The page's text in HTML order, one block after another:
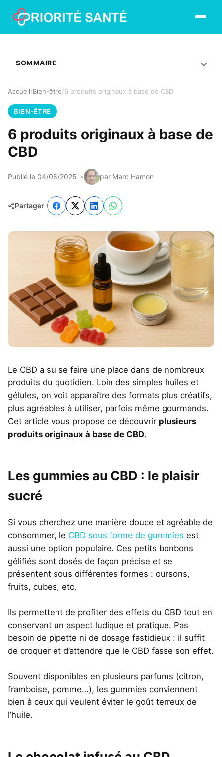
Ouvrir le
Accueil Bien-être 6 produits originaux à base de CBD
BIEN-ÊTRE
6 produits originaux à base de
CBD
Publié le 04/08/2025 par Marc Hamon
Partager
Le CBD a su se faire une place dans de nombreux
produits du quotidien. Loin des simples huiles et
gélules, on voit apparaître des formats plus créatifs,
plus agréables à utiliser, parfois même gourmands.
Cet article vous propose de découvrir plusieurs
produits originaux à base de CBD.
Les gummies au CBD : le plaisir
sucré
Si vous cherchez une manière douce et agréable de
consommer, le CBD sous forme de gummies est
aussi une option populaire. Ces petits bonbons
gélifiés sont dosés de façon précise et se
présentent sous différentes formes : oursons,
fruits, cubes, etc.
Ils permettent de profiter des effets du CBD tout en
conservant un aspect ludique et pratique. Pas
besoin de pipette ni de dosage fastidieux : il suffit
de croquer et d’attendre que le CBD fasse son effet.
Souvent disponibles en plusieurs parfums (citron,
framboise, pomme…), les gummies conviennent
bien à ceux qui veulent éviter le goût terreux de
l’huile.
SOMMAIRE